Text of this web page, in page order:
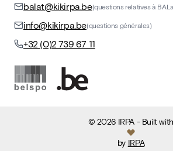
balat@kikirpa.be(questions relatives à
info@kikirpa.be(questions générales)
+32 (0)2 739 67 11
©2026 IRPA- Built with
by IRPA